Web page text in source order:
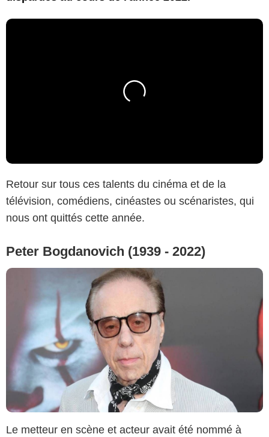
Retour sur tous ces talents du cinéma et de la
télévision, comédiens, cinéastes ou scénaristes, qui
nous ont quittés cette année.
Peter Bogdanovich (1939 - 2022)
Le metteur en scène et acteur avait été nommé à